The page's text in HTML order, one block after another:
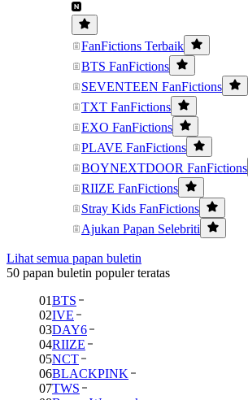
FanFictions Terbaik
BTS FanFictions
SEVENTEEN FanFictions
TXT FanFictions
EXO FanFictions
PLAVE FanFictions
BOYNEXTDOOR FanFictions
RIIZE FanFictions
Stray Kids FanFictions
Ajukan Papan Selebriti
Lihat semua papan buletin
50 papan buletin populer teratas
01BTS
02IVE
03DAY6
04RIIZE
05NCT
06BLACKPINK
07TWS